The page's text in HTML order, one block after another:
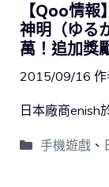
【Qoo情
神明（ゆる
萬！追加獎
2015/09/16 作
日本廠商enish
手機遊戲、